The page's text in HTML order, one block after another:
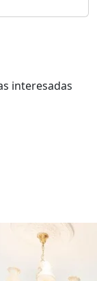
interesadas